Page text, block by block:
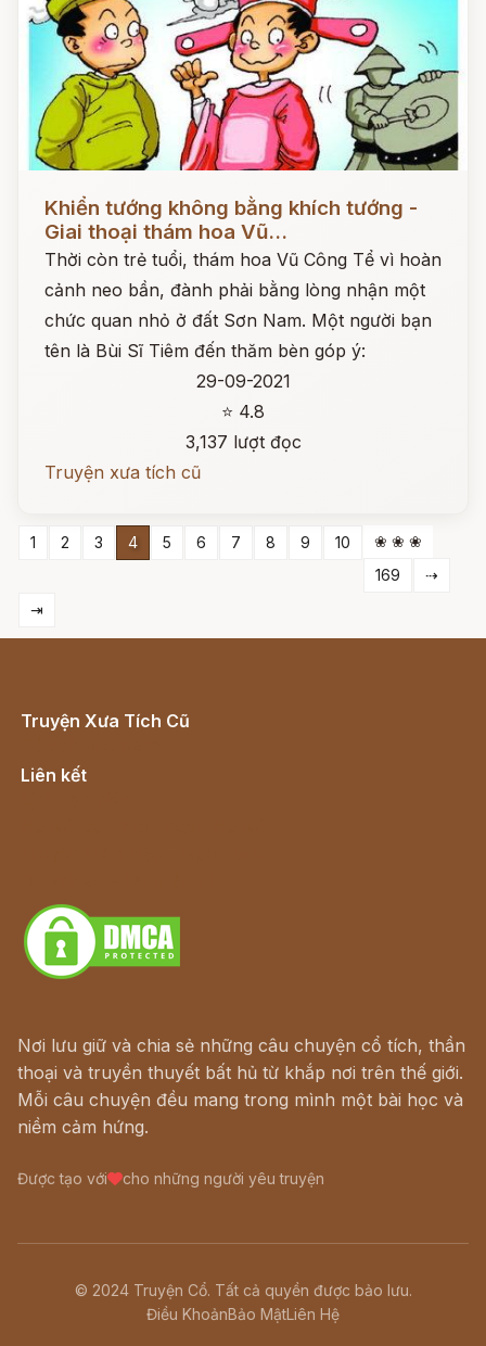
Đọc ngay
Khiển tướng không bằng khích tướng -
Giai thoại thám hoa Vũ...
Thời còn trẻ tuổi, thám hoa Vũ Công Tể vì hoàn
cảnh neo bần, đành phải bằng lòng nhận một
chức quan nhỏ ở đất Sơn Nam. Một người bạn
tên là Bùi Sĩ Tiêm đến thăm bèn góp ý:
29-09-2021
⭐ 4.8
3,137 lượt đọc
Truyện xưa tích cũ
1 2 3 4 5 6 7 8 9 10
❀ ❀ ❀
169
⇢
⇥
Truyện Xưa Tích Cũ
Liên kết
Nơi lưu giữ và chia sẻ những câu chuyện cổ tích, thần
thoại và truyền thuyết bất hủ từ khắp nơi trên thế giới.
Mỗi câu chuyện đều mang trong mình một bài học và
niềm cảm hứng.
Được tạo với cho những người yêu truyện
© 2024 Truyện Cổ. Tất cả quyền được bảo lưu.
Điều KhoảnBảo MậtLiên Hệ